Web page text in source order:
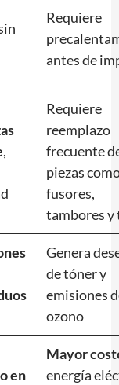
Requiere
antes de
,
Requiere
reemplazo
frecuente
piezas
fusores,
tambores y
Genera
de tóner y
emisiones
ozono
en
Mayor
energía